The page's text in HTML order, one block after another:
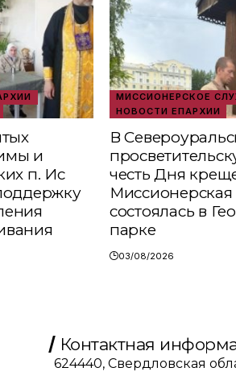
и
п. Ис
МИССИОНЕРСКОЕ
НОВОСТИ ЕПАРХИИ
В
честь Дня
Миссионерская
состоялась в
парке
03/08/2026
Контактная
624440, Свердловская